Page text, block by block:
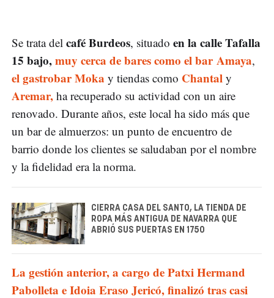
Se trata del café Burdeos, situado en la calle Tafalla
15 bajo,muy cerca de bares como el bar Amaya,
el gastrobar Moka y tiendas como Chantal y
Aremar, ha recuperado su actividad con un aire
renovado. Durante años, este local ha sido más que
un bar de almuerzos: un punto de encuentro de
barrio donde los clientes se saludaban por el nombre
y la fidelidad era la norma.
CIERRA CASA DEL SANTO, LA TIENDA DE
ROPA MÁS ANTIGUA DE NAVARRA QUE
ABRIÓ SUS PUERTAS EN 1750
La gestión anterior, a cargo de Patxi Hermand
Pabolleta e Idoia Eraso Jericó, finalizó tras casi